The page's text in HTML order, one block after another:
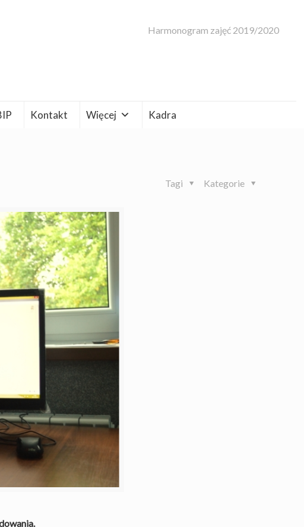
Kontakt Więcej Kadra
Harmonogram zajęć 2019/2020
Kategorie
Tagi